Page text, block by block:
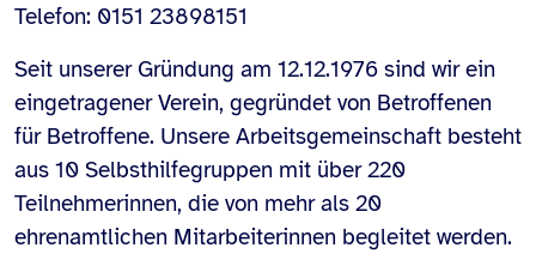
Telefon: 0151 23898151
Seit unserer Gründung am 12.12.1976 sind wir ein
eingetragener Verein, gegründet von Betroffenen
für Betroffene. Unsere Arbeitsgemeinschaft besteht
aus 10 Selbsthilfegruppen mit über 220
Teilnehmerinnen, die von mehr als 20
ehrenamtlichen Mitarbeiterinnen begleitet werden.